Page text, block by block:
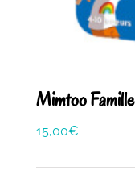
Mimtoo Famille
15,00€